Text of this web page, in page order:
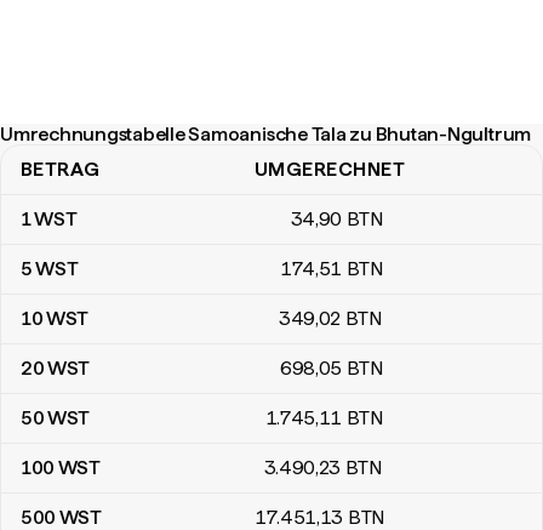
Umrechnungstabelle Samoanische Tala zu Bhutan-Ngultrum
Umrechnungstabelle Samoanische Tala zu Bhutan-Ngultrum
BETRAG UMGERECHNET
1WST 34,90 BTN
5WST 174,51 BTN
10WST 349,02 BTN
20WST 698,05 BTN
50WST 1.745,11 BTN
100 WST 3.490,23 BTN
500 WST 17.451,13 BTN